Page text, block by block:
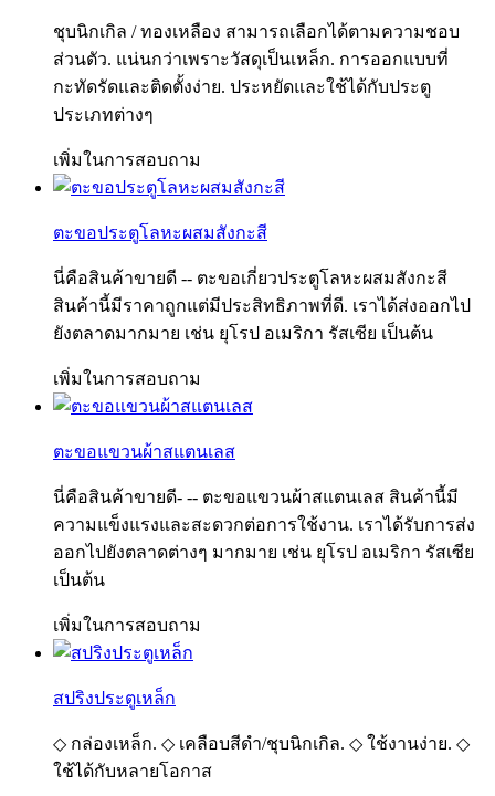
ชุบนิกเกิล / ทองเหลือง สามารถเลือกได้ตามความชอบ
ส่วนตัว. แน่นกว่าเพราะวัสดุเป็นเหล็ก. การออกแบบที่
กะทัดรัดและติดตั้งง่าย. ประหยัดและใช้ได้กับประตู
ประเภทต่างๆ
เพิ่มในการสอบถาม
ตะขอประตูโลหะผสมสังกะสี
นี่คือสินค้าขายดี -- ตะขอเกี่ยวประตูโลหะผสมสังกะสี
สินค้านี้มีราคาถูกแต่มีประสิทธิภาพที่ดี. เราได้ส่งออกไป
ยังตลาดมากมาย เช่น ยุโรป อเมริกา รัสเซีย เป็นต้น
เพิ่มในการสอบถาม
ตะขอแขวนผ้าสแตนเลส
นี่คือสินค้าขายดี- -- ตะขอแขวนผ้าสแตนเลส สินค้านี้มี
ความแข็งแรงและสะดวกต่อการใช้งาน. เราได้รับการส่ง
ออกไปยังตลาดต่างๆ มากมาย เช่น ยุโรป อเมริกา รัสเซีย
เป็นต้น
เพิ่มในการสอบถาม
สปริงประตูเหล็ก
◇ กล่องเหล็ก. ◇ เคลือบสีดำ/ชุบนิกเกิล. ◇ ใช้งานง่าย. ◇
ใช้ได้กับหลายโอกาส